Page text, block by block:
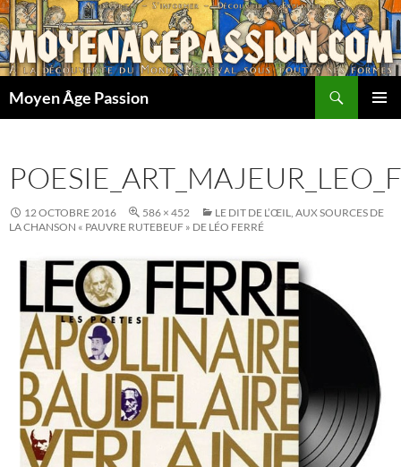
Aller
au
contenu
Moyen Âge Passion
12 OCTOBRE 2016 586 × 452
LE DIT DE L’ŒIL, AUX SOURCES DE
LA CHANSON « PAUVRE RUTEBEUF » DE LÉO FERRÉ